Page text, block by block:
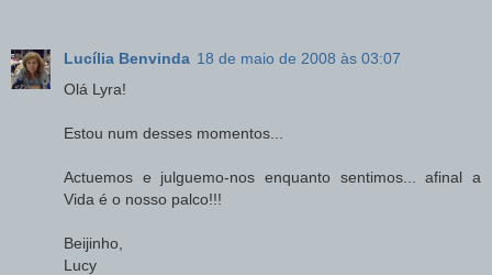
Lucília Benvinda 18 de maio de 2008 às 03:07
Olá Lyra!
Estou num desses momentos...
Actuemos e julguemo-nos enquanto sentimos... afinal a
Vida é o nosso palco!!!
Beijinho,
Lucy